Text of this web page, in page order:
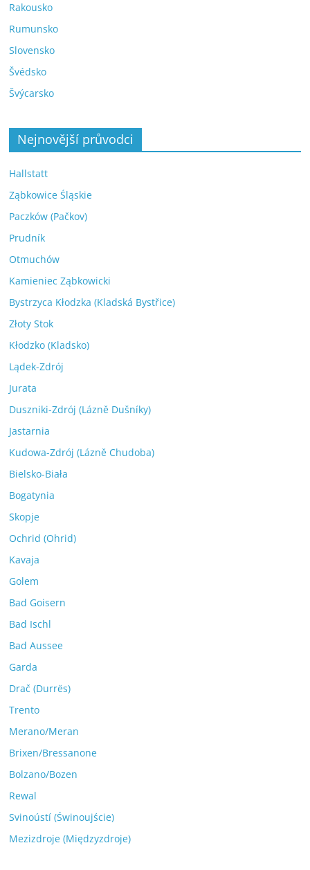
Rakousko
Rumunsko
Slovensko
Švédsko
Švýcarsko
Nejnovější průvodci
Hallstatt
Ząbkowice Śląskie
Paczków (Pačkov)
Prudník
Otmuchów
Kamieniec Ząbkowicki
Bystrzyca Kłodzka (Kladská Bystřice)
Złoty Stok
Kłodzko (Kladsko)
Lądek-Zdrój
Jurata
Duszniki-Zdrój (Lázně Dušníky)
Jastarnia
Kudowa-Zdrój (Lázně Chudoba)
Bielsko-Biała
Bogatynia
Skopje
Ochrid (Ohrid)
Kavaja
Golem
Bad Goisern
Bad Ischl
Bad Aussee
Garda
Drač (Durrës)
Trento
Merano/Meran
Brixen/Bressanone
Bolzano/Bozen
Rewal
Svinoústí (Świnoujście)
Mezizdroje (Międzyzdroje)